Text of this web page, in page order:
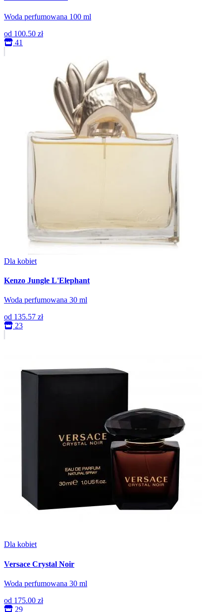
Woda perfumowana 100 ml
od 100.50 zł
41
Dla kobiet
Kenzo Jungle L'Elephant
Woda perfumowana 30 ml
od 135.57 zł
23
Dla kobiet
Versace Crystal Noir
Woda perfumowana 30 ml
od 175.00 zł
29